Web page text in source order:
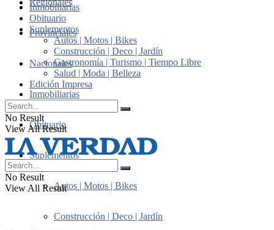
Regionales
Provinciales
Nacionales
Inmobiliarias
Obituario
Suplementos
Autos | Motos | Bikes
Construcción | Deco | Jardín
Inmobiliarias
Obituario
Suplementos
Autos | Motos | Bikes
Construcción | Deco | Jardín
Gastronomía | Turismo | Tiempo Libre
Salud | Moda | Belleza
Edición Impresa
No Result
View All Result
No Result
View All Result